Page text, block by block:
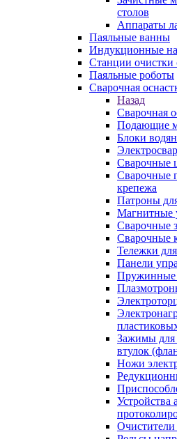
столов
Аппараты
Паяльные ванны
Индукционные
Станции очистки
Паяльные роботы
Сварочная
Назад
Сварочная
Подающие
Блоки
Сварочные
Сварочные
крепежа
Патроны
Магнитные
Сварочные
Сварочные
Тележки
Панели
Пружинные
Зажимы для
втулок
Ножи
Устройства